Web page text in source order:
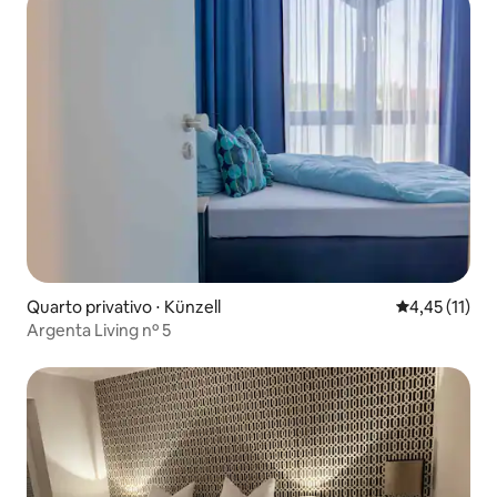
Quarto privativo ⋅ Künzell 4,45 de uma
4,45 (11)
Argenta Living nº 5